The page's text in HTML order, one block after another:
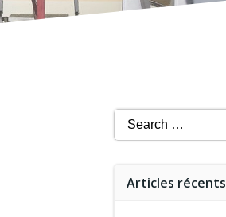
Search
for:
Articles récents